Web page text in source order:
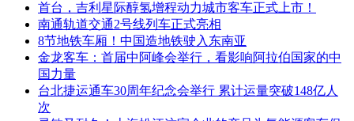
首台，吉利星际醇氢增程动力城市客车正式上市！
南通轨道交通2号线列车正式亮相
8节地铁车厢！中国造地铁驶入东南亚
金龙客车：首届中阿峰会举行，看影响阿拉伯国家的中
国力量
台北捷运通车30周年纪念会举行 累计运量突破148亿人
次